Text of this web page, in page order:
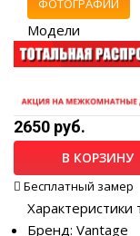
ФОТОГРАФИИ
Модели
2650 руб.
В КОРЗИНУ
Бесплатный замер
Характеристики
Бренд: Vantage